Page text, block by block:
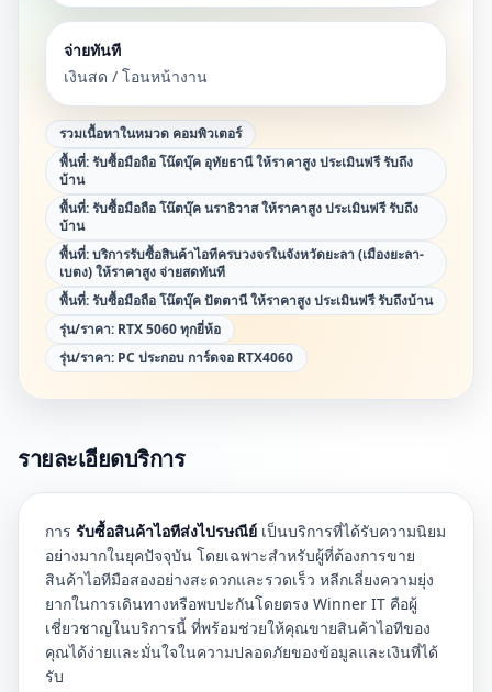
จ่ายทันที
เงินสด / โอนหน้างาน
รวมเนื้อหาในหมวด คอมพิวเตอร์
พื้นที่:รับซื้อมือถือ โน๊ตบุ๊ค อุทัยธานี ให้ราคาสูง ประเมินฟรี รับถึง
บ้าน
พื้นที่:รับซื้อมือถือ โน๊ตบุ๊ค นราธิวาส ให้ราคาสูง ประเมินฟรี รับถึง
บ้าน
พื้นที่:บริการรับซื้อสินค้าไอทีครบวงจรในจังหวัดยะลา (เมืองยะลา-
เบตง) ให้ราคาสูง จ่ายสดทันที
พื้นที่:รับซื้อมือถือ โน๊ตบุ๊ค ปัตตานี ให้ราคาสูง ประเมินฟรี รับถึงบ้าน
รุ่น/ราคา: RTX 5060 ทุกยี่ห้อ
รุ่น/ราคา: PC ประกอบ การ์ดจอ RTX4060
รายละเอียดบริการ
การ รับซื้อสินค้าไอทีส่งไปรษณีย์ เป็นบริการที่ได้รับความนิยม
อย่างมากในยุคปัจจุบัน โดยเฉพาะสำหรับผู้ที่ต้องการขาย
สินค้าไอทีมือสองอย่างสะดวกและรวดเร็ว หลีกเลี่ยงความยุ่ง
ยากในการเดินทางหรือพบปะกันโดยตรง Winner IT คือผู้
เชี่ยวชาญในบริการนี้ ที่พร้อมช่วยให้คุณขายสินค้าไอทีของ
คุณได้ง่ายและมั่นใจในความปลอดภัยของข้อมูลและเงินที่ได้
รับ